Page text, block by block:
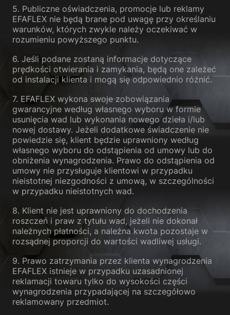
5. Publiczne oświadczenia, promocje lub reklamy
EFAFLEX nie będą brane pod uwagę przy określaniu
warunków, których zwykle należy oczekiwać w
rozumieniu powyższego punktu.
6. Jeśli podane zostaną informacje dotyczące
prędkości otwierania i zamykania, będą one zależeć
od instalacji klienta i mogą się odpowiednio różnić.
7. EFAFLEX wykona swoje zobowiązania
gwarancyjne według własnego wyboru w formie
usunięcia wad lub wykonania nowego dzieła i/lub
nowej dostawy. Jeżeli dodatkowe świadczenie nie
powiedzie się, klient będzie uprawniony według
własnego wyboru do odstąpienia od umowy lub do
obniżenia wynagrodzenia. Prawo do odstąpienia od
umowy nie przysługuje klientowi w przypadku
nieistotnej niezgodności z umową, w szczególności
w przypadku nieistotnych wad.
8. Klient nie jest uprawniony do dochodzenia
roszczeń i praw z tytułu wad, jeżeli nie dokonał
należnych płatności, a należna kwota pozostaje w
rozsądnej proporcji do wartości wadliwej usługi.
9. Prawo zatrzymania przez klienta wynagrodzenia
EFAFLEX istnieje w przypadku uzasadnionej
reklamacji towaru tylko do wysokości części
wynagrodzenia przypadającej na szczegółowo
reklamowany przedmiot.